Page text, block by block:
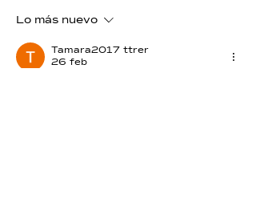
Lo más nuevo
Tamara2017 ttrer
26 feb